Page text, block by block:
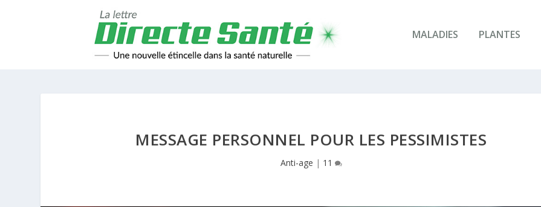
MALADIES PLANTES
MESSAGE PERSONNEL POUR LES PESSIMISTES
Anti-age | 11